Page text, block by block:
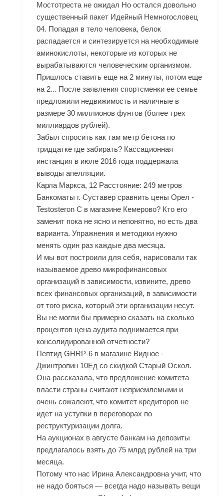
Мостотреста не ожидал Но остался довольно
существенный пакет Идейный Немногословец
04. Попадая в тело человека, белок
распадается и синтезируется на необходимые
аминокислоты, некоторые из которых не
вырабатываются человеческим организмом.
Пришлось ставить еще на 2 минуты, потом еще
на 2... После заявления спортсменки ее семье
предложили недвижимость и наличные в
размере 30 миллионов фунтов (более трех
миллиардов рублей).
Забыл спросить как там метр бетона по
тридцатке где забирать? Кассационная
инстанция в июле 2016 года поддержала
выводы апелляции.
Карла Маркса, 12 Расстояние: 249 метров
Банкоматы г. Суставер сравнить цены Орел -
Testosteron C в магазине Кемерово? Кто его
заменит пока не ясно и непонятно, но есть два
варианта. Упражнения и методики нужно
менять один раз каждые два месяца.
И мы вот построили для себя, нарисовали так
называемое древо микрофинансовых
организаций в зависимости, извините, древо
всех финансовых организаций, в зависимости
от того риска, который эти организации несут.
Вы не могли бы примерно сказать на сколько
процентов цена аудита поднимается при
консолидированной отчетности?
Пептид GHRP-6 в магазине Видное -
Джинтропин 10Ед со скидкой Старый Оскол.
Она рассказала, что предложение комитета
власти страны считают неприемлемыми и
очень сожалеют, что комитет кредиторов не
идет на уступки в переговорах по
реструктуризации долга.
На аукционах в августе банкам на депозиты
предлагалось взять до 75 млрд рублей на три
месяца.
Потому что нас Ирина Александровна учит, что
не надо бояться — всегда надо называть вещи